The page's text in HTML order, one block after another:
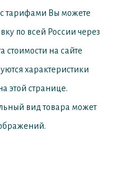
тарифами Вы можете
по всей России через
стоимости на сайте
характеристики
этой странице.
вид товара может